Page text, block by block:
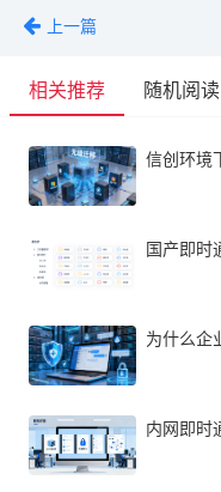
上一篇
相关推荐 随机阅读